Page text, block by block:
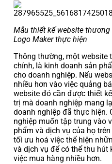
Mẫu thiết kế website thương
Logo Maker thực hiện
Thông thường, một website
chính, là kinh doanh sản
cho doanh nghiệp. Nếu
nhiều hơn vào việc quảng
website đó cần được thiết
trị mà doanh nghiệp mang
doanh nghiệp đã thực hiện.
nghiệp muốn tập trung vào
phẩm và dịch vụ của họ
tối ưu hoá việc thể hiện
và dịch vụ để có thể thu hút
việc mua hàng nhiều hơn.